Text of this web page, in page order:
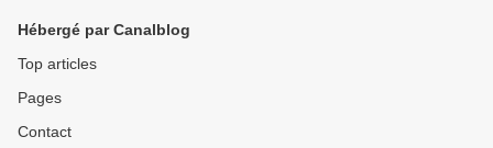
Hébergé par Canalblog
Top articles
Pages
Contact